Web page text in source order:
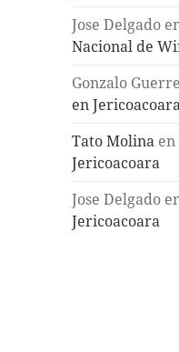
Jose Delgado
Nacional de
Gonzalo
en
Tato Molina en
Jericoacoara
Jose Delgado
Jericoacoara